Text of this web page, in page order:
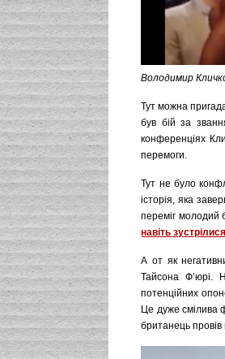
Володимир
Тут можна
був бій за
конференціях
перемоги.
Тут не було
історія, яка
переміг молодий
навіть
А от як
Тайсона Ф’юрі.
потенційних
Це дуже смілива
британець